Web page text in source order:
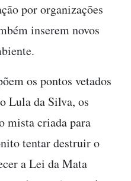
por organizações
inserem novos
os pontos vetados
Lula da Silva, os
mista criada para
tentar destruir o
a Lei da Mata